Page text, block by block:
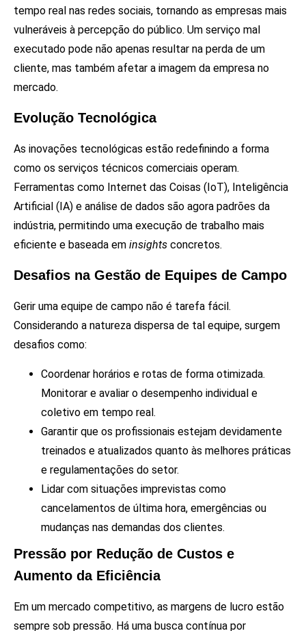
tempo real nas redes sociais, tornando as empresas mais
vulneráveis à percepção do público. Um serviço mal
executado pode não apenas resultar na perda de um
cliente, mas também afetar a imagem da empresa no
mercado.
Evolução Tecnológica
As inovações tecnológicas estão redefinindo a forma
como os serviços técnicos comerciais operam.
Ferramentas como Internet das Coisas (IoT), Inteligência
Artificial (IA) e análise de dados são agora padrões da
indústria, permitindo uma execução de trabalho mais
eficiente e baseada em insights concretos.
Desafios na Gestão de Equipes de Campo
Gerir uma equipe de campo não é tarefa fácil.
Considerando a natureza dispersa de tal equipe, surgem
desafios como:
Coordenar horários e rotas de forma otimizada.
Monitorar e avaliar o desempenho individual e
coletivo em tempo real.
Garantir que os profissionais estejam devidamente
treinados e atualizados quanto às melhores práticas
e regulamentações do setor.
Lidar com situações imprevistas como
cancelamentos de última hora, emergências ou
mudanças nas demandas dos clientes.
Pressão por Redução de Custos e
Aumento da Eficiência
Em um mercado competitivo, as margens de lucro estão
sempre sob pressão. Há uma busca contínua por